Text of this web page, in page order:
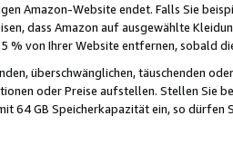
Amazon-Website endet. Falls Sie
dass Amazon auf ausgewählte
% von Ihrer Website entfernen, sobald
überschwänglichen, täuschenden
oder Preise aufstellen. Stellen Sie
64 GB Speicherkapazität ein, so dürfen